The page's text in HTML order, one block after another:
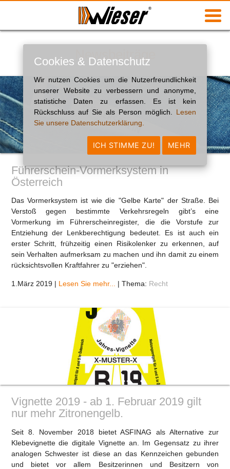
Newsbeiträge
Führerschein-Vormerksystem in
Österreich
Das Vormerksystem ist wie die "Gelbe Karte" der Straße. Bei
Verstoß gegen bestimmte Verkehrsregeln gibt’s eine
Vormerkung im Führerscheinregister, die die Vorstufe zur
Entziehung der Lenkberechtigung bedeutet. Es ist auch ein
erster Schritt, frühzeitig einen Risikolenker zu erkennen, auf
sein Verhalten aufmerksam zu machen und ihn damit zu einem
rücksichtsvollen Kraftfahrer zu "erziehen".
1.März 2019| Lesen Sie mehr... | Thema: Recht
Vignette 2019 - ab 1. Februar 2019 gilt
nur mehr Zitronengelb.
Seit 8. November 2018 bietet ASFINAG als Alternative zur
Klebevignette die digitale Vignette an. Im Gegensatz zu ihrer
analogen Schwester ist diese an das Kennzeichen gebunden
und bietet vor allem Besitzerinnen und Besitzern von
Cookies & Datenschutz
Wir nutzen Cookies um die Nutzerfreundlichkeit
unserer Website zu verbessern und anonyme,
statistiche Daten zu erfassen. Es ist kein
Rückschluss auf Sie als Person möglich. Lesen
Sie unsere Datenschutzerklärung.
ICH STIMME ZU! MEHR